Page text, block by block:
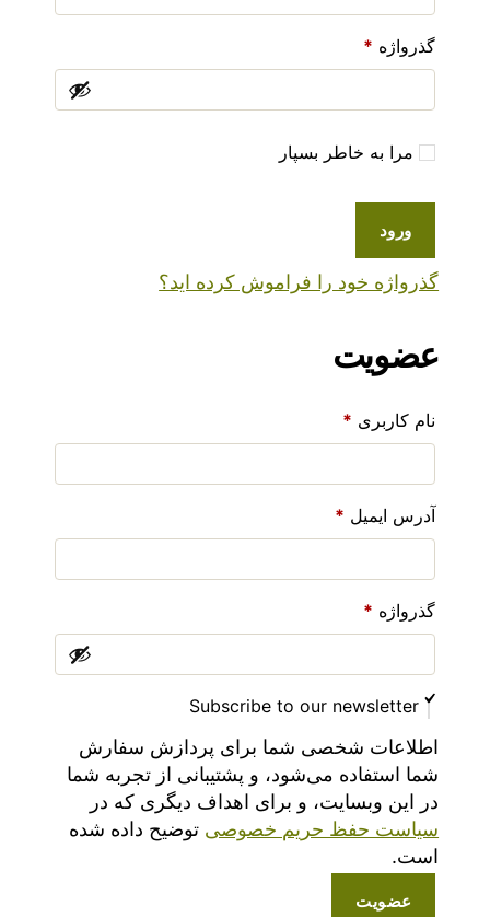
گذرواژه *
مرا به خاطر بسپار
ورود
گذرواژه خود را فراموش کرده اید؟
عضویت
نام کاربری *
آدرس ایمیل *
گذرواژه *
Subscribe to our newsletter
اطلاعات شخصی شما برای پردازش سفارش
شما استفاده می‌شود، و پشتیبانی از تجربه شما
در این وبسایت، و برای اهداف دیگری که در
سیاست حفظ حریم خصوصی توضیح داده شده
است.
عضویت